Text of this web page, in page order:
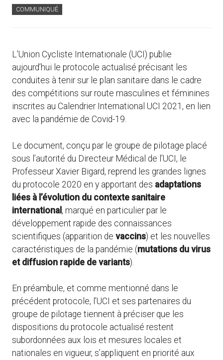
COMMUNIQUÉ
L’Union Cycliste Internationale (UCI) publie
aujourd’hui le protocole actualisé précisant les
conduites à tenir sur le plan sanitaire dans le cadre
des compétitions sur route masculines et féminines
inscrites au Calendrier International UCI 2021, en lien
avec la pandémie de Covid-19.
Le document, conçu par le groupe de pilotage placé
sous l’autorité du Directeur Médical de l’UCI, le
Professeur Xavier Bigard, reprend les grandes lignes
du protocole 2020 en y apportant des adaptations
liées à l’évolution du contexte sanitaire
international , marqué en particulier par le
développement rapide des connaissances
scientifiques (apparition de vaccins) et les nouvelles
caractéristiques de la pandémie (mutations du virus
et diffusion rapide de variants).
En préambule, et comme mentionné dans le
précédent protocole, l’UCI et ses partenaires du
groupe de pilotage tiennent à préciser que les
dispositions du protocole actualisé restent
subordonnées aux lois et mesures locales et
nationales en vigueur, s’appliquent en priorité aux